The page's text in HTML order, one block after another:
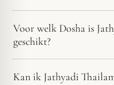
Voor welk Dosha is
geschikt?
Kan ik Jathyadi